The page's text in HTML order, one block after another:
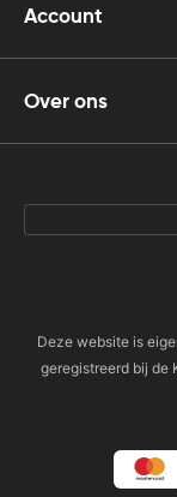
Account
Over ons
Deze website is
geregistreerd bij de